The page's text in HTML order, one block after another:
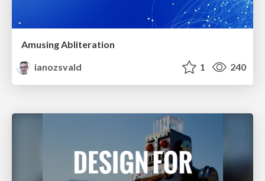
Amusing Abliteration
ianozsvald
1 240